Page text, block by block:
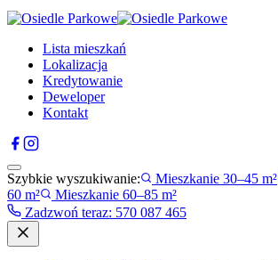
Lista mieszkań
Lokalizacja
Kredytowanie
Deweloper
Kontakt
Szybkie wyszukiwanie: Mieszkanie 30–45 m²
60 m²
Mieszkanie 60–85 m²
Zadzwoń teraz: 570 087 465